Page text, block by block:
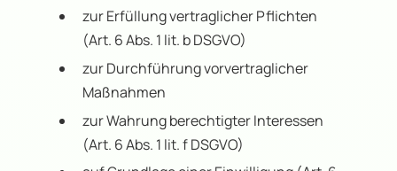
zur Erfüllung vertraglicher Pflichten
(Art. 6 Abs. 1 lit. b DSGVO)
zur Durchführung vorvertraglicher
Maßnahmen
zur Wahrung berechtigter Interessen
(Art. 6 Abs. 1 lit. f DSGVO)